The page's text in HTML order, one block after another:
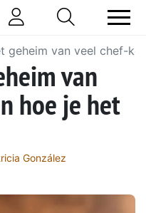
geheim van veel chef-
van
hoe je het
González